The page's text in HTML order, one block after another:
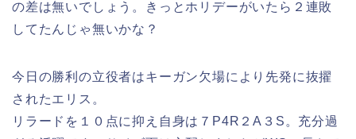
の差は無いでしょう。きっとホリデーがいたら２連敗
してたんじゃ無いかな？
今日の勝利の立役者はキーガン欠場により先発に抜擢
されたエリス。
リラードを１０点に抑え自身は７P4R２A３S。充分過